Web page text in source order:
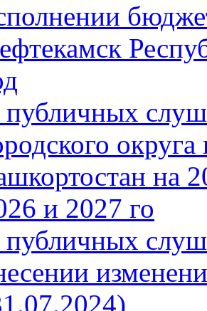
на
и 2027 го